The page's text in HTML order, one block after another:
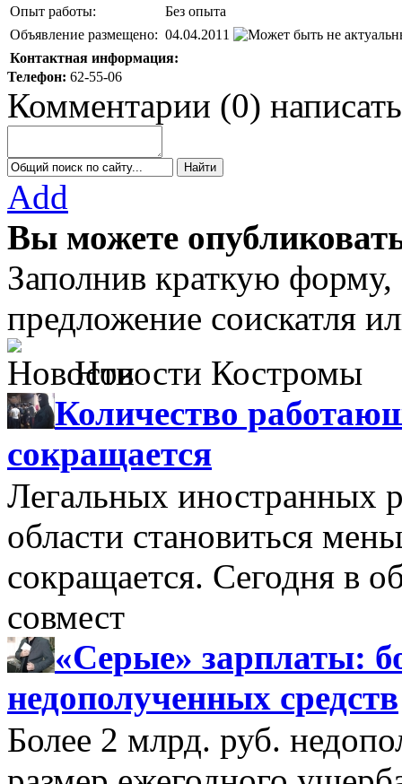
Опыт работы:
Без опыта
Объявление размещено: 04.04.2011
Контактная информация:
Телефон: 62-55-06
Комментарии (0) написать
Add
Вы можете
Заполнив краткую
предложение соискатля
Новости Костромы
Количество
сокращается
Легальных иностранных
области становиться
сокращается. Сегодня в
совмест
«Серые» зарплаты:
недополученных средств
Более 2 млрд. руб.